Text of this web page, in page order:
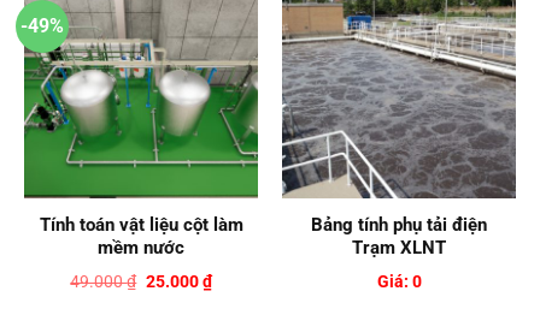
-49%
Tính toán vật liệu cột làm
mềm nước
49.000₫ Giá
25.000₫Giá
hiện
Bảng tính phụ tải điện
Trạm XLNT
Giá: 0